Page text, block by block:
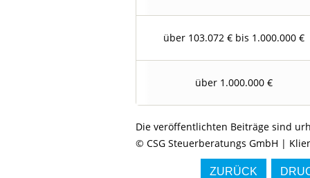
über 103.072 € bis 1.000.000 €
über 1.000.000 €
Die veröffentlichten Beiträge sind
© CSG Steuerberatungs GmbH |
ZURÜCK